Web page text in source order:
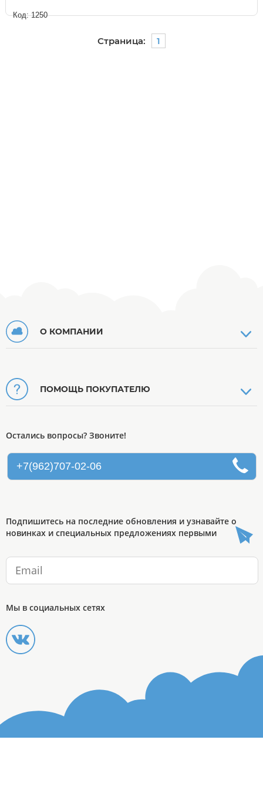
Код: 1250
Страница: 1
О КОМПАНИИ
ПОМОЩЬ ПОКУПАТЕЛЮ
Остались вопросы? Звоните!
+7(962)707-02-06
Подпишитесь на последние обновления и узнавайте о
новинках и специальных предложениях первыми
Мы в социальных сетях